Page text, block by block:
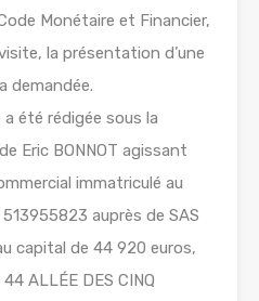
Monétaire et Financier,
la présentation d’une
demandée.
été rédigée sous la
Eric BONNOT agissant
immatriculé au
auprès de SAS
capital de 44 920 euros,
ALLÉE DES CINQ